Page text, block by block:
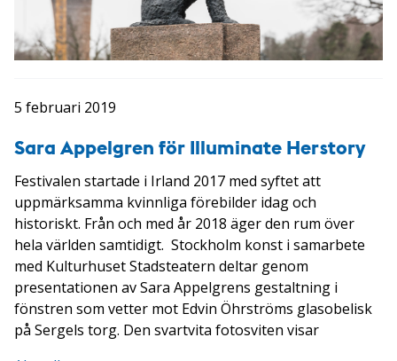
5 februari 2019
Sara Appelgren för Illuminate Herstory
Festivalen startade i Irland 2017 med syftet att
uppmärksamma kvinnliga förebilder idag och
historiskt. Från och med år 2018 äger den rum över
hela världen samtidigt. Stockholm konst i samarbete
med Kulturhuset Stadsteatern deltar genom
presentationen av Sara Appelgrens gestaltning i
fönstren som vetter mot Edvin Öhrströms glasobelisk
på Sergels torg. Den svartvita fotosviten visar